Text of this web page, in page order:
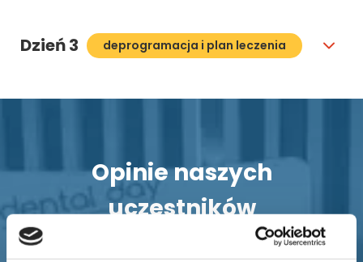
Dzień 3 deprogramacja i plan leczenia
Opinie naszych
uczestników